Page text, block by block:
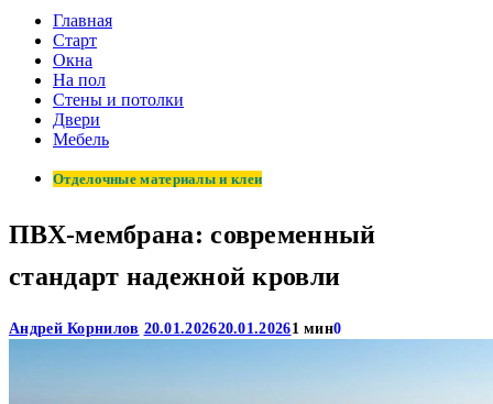
Главная
Старт
Окна
На пол
Стены и потолки
Двери
Мебель
Отделочные материалы и клеи
ПВХ-мембрана: современный
стандарт надежной кровли
Андрей Корнилов 20.01.202620.01.20261 мин0